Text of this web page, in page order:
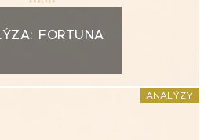
FORTUNA
ANALÝZY